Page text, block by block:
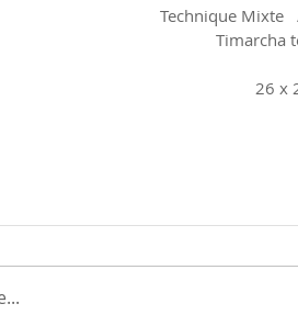
Technique Mixte
Timarcha
26 x